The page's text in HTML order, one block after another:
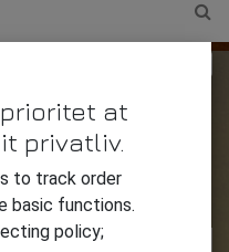
og entusiaster af
og diskuter det bedste
din professionelle
sammen.
at
privatliv.
to track order
basic functions.
policy;